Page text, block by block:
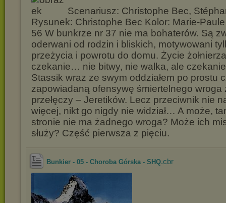
Scenariusz: Christophe Bec,
Rysunek: Christophe Bec Kolor: Marie-
56 W bunkrze nr 37 nie ma bohaterów. Są
oderwani od rodzin i bliskich, motywowani
przeżycia i powrotu do domu. Życie
czekanie… nie bitwy, nie walka, ale
Stassik wraz ze swym oddziałem po prostu
zapowiadaną ofensywę śmiertelnego wroga
przełęczy – Jeretików. Lecz przeciwnik nie
więcej, nikt go nigdy nie widział… A może,
stronie nie ma żadnego wroga? Może ich
służy? Część pierwsza z pięciu.
Bunkier - 05 - Choroba Górska - SHQ.cbr